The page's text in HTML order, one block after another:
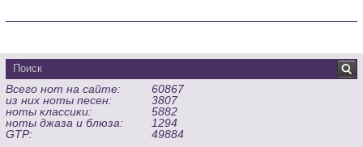
дорожек с партией вокала;
гитары;
Экспортирование музыкальных партитур в MIDI, ASCII,
MusicXML, WAV, PNG, PDF, GP5 (в Guitar Pro 6), подготовка к
печати;
Импортирование из MIDI, ASCII,MusicXML, Power Tab (.ptb),
TablEdit (.tef)
Всего нот на сайте:
60867
из них ноты песен:
3807
ноты классики:
5882
ноты джаза и блюза:
1294
GTP:
49884